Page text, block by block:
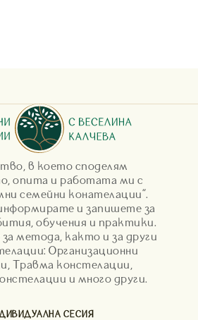
в което споделям
опита и работата ми с
семейни конателации".
и запишете за
обучения и практики.
метода, както и за други
Организационни
Травма констелации,
и много други.
СЕСИЯ